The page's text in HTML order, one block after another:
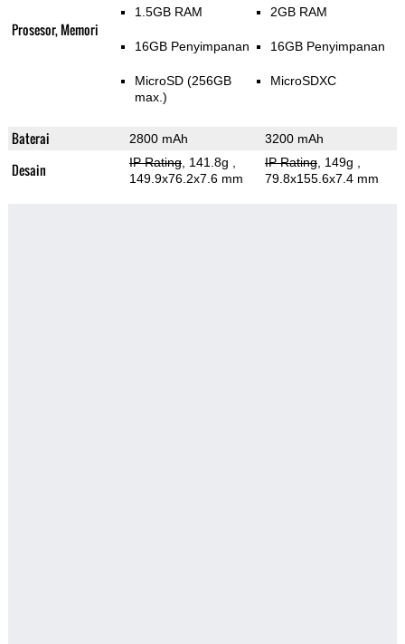
Prosesor, Memori
1.5GB RAM
16GB Penyimpanan
MicroSD (256GB
max.)
2GB RAM
16GB Penyimpanan
MicroSDXC
Baterai 2800 mAh 3200 mAh
Desain IP Rating, 141.8g
149.9x76.2x7.6 mm
IP Rating, 149g
79.8x155.6x7.4 mm